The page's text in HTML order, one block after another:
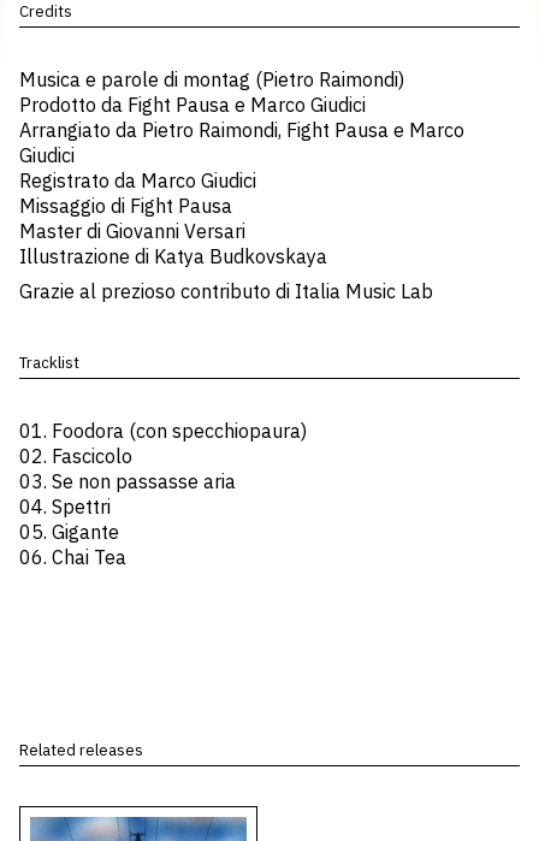
Credits
Musica e parole di montag (Pietro Raimondi)
Prodotto da Fight Pausa e Marco Giudici
Arrangiato da Pietro Raimondi, Fight Pausa e Marco
Giudici
Registrato da Marco Giudici
Missaggio di Fight Pausa
Master di Giovanni Versari
Illustrazione di Katya Budkovskaya
Grazie al prezioso contributo di Italia Music Lab
Tracklist
01. Foodora (con specchiopaura)
02. Fascicolo
03. Se non passasse aria
04. Spettri
05. Gigante
06. Chai Tea
Related releases